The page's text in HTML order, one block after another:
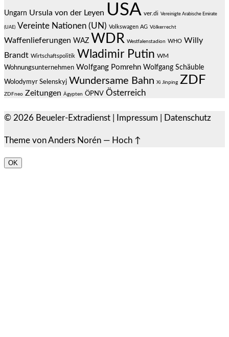
Ungarn Ursula von der Leyen USA ver.di Vereinigte Arabische Emirate
(UAE) Vereinte Nationen (UN) Volkswagen AG Völkerrecht
Waffenlieferungen WAZ WDR Westfalenstadion WHO Willy
Brandt Wirtschaftspolitik Wladimir Putin WM
Wohnungsunternehmen Wolfgang Pomrehn Wolfgang Schäuble
Wolodymyr Selenskyj Wundersame Bahn Xi Jinping ZDF
ZDFneo Zeitungen Ägypten ÖPNV Österreich
© 2026 Beueler-Extradienst Impressum Datenschutz
Theme vonAnders Norén — Hoch ↑
OK